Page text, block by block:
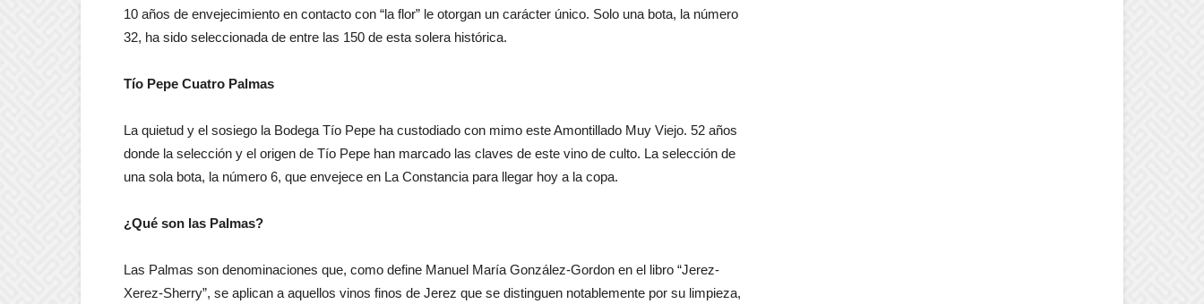
10 años de envejecimiento en contacto con “la flor” le otorgan un carácter único. Solo una bota, la número
32, ha sido seleccionada de entre las 150 de esta solera histórica.
Tío Pepe Cuatro Palmas
La quietud y el sosiego la Bodega Tío Pepe ha custodiado con mimo este Amontillado Muy Viejo. 52 años
donde la selección y el origen de Tío Pepe han marcado las claves de este vino de culto. La selección de
una sola bota, la número 6, que envejece en La Constancia para llegar hoy a la copa.
¿Qué son las Palmas?
Las Palmas son denominaciones que, como define Manuel María González-Gordon en el libro “Jerez-
Xerez-Sherry”, se aplican a aquellos vinos finos de Jerez que se distinguen notablemente por su limpieza,